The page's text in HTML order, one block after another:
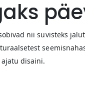
nii suvisteks
disaini.